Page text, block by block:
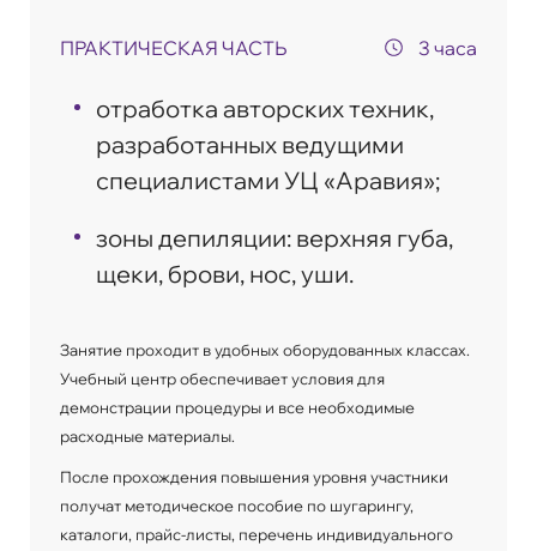
ПРАКТИЧЕСКАЯ ЧАСТЬ 3 часа
отработка авторских техник,
разработанных ведущими
специалистами УЦ «Аравия»;
зоны депиляции: верхняя губа,
щеки, брови, нос, уши.
Занятие проходит в удобных оборудованных классах.
Учебный центр обеспечивает условия для
демонстрации процедуры и все необходимые
расходные материалы.
После прохождения повышения уровня участники
получат методическое пособие по шугарингу,
каталоги, прайс-листы, перечень индивидуального